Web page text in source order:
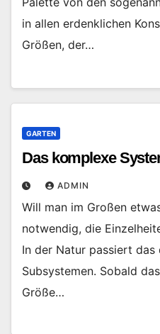
in allen erdenklichen
Größen, der…
GARTEN
Das komplexe
ADMIN
Will man im Großen
notwendig, die
In der Natur passiert
Subsystemen. Sobald
Größe…